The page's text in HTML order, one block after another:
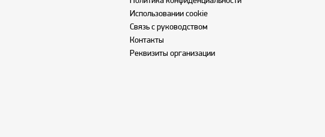
Использовании cookie
Связь с руководством
Контакты
Реквизиты организации